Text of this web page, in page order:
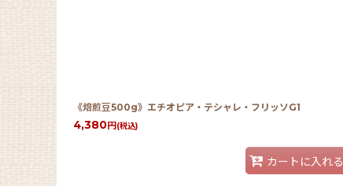
《焙煎豆500g》エチオピア・テシャレ・フリッソG1
4,380円 (税込)
カートに入れる